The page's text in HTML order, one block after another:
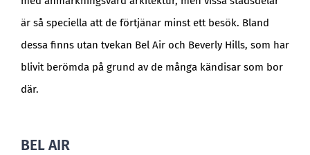
är så speciella att de förtjänar minst ett besök. Bland
dessa finns utan tvekan Bel Air och Beverly Hills, som har
blivit berömda på grund av de många kändisar som bor
där.
BEL AIR